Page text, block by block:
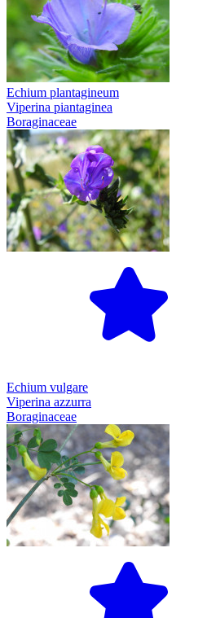
Echium plantagineum
Viperina piantaginea
Boraginaceae
Echium vulgare
Viperina azzurra
Boraginaceae